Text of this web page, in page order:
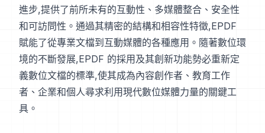
進步,提供了前所未有的互動性、多媒體整合、安全性
和可訪問性。通過其精密的結構和相容性特徵,EPDF
賦能了從專業文檔到互動媒體的各種應用。隨著數位環
境的不斷發展,EPDF 的採用及其創新功能勢必重新定
義數位文檔的標準,使其成為內容創作者、教育工作
者、企業和個人尋求利用現代數位媒體力量的關鍵工
具。